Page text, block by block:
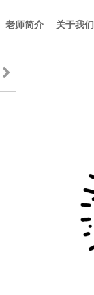
老师简介 关于我们